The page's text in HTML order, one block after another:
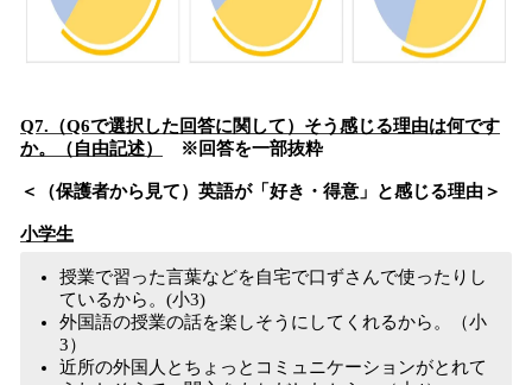
Q7.（Q6で選択した回答に関して）そう感じる理由は何です
か。（自由記述）
※回答を一部抜粋
＜（保護者から見て）英語が「好き・得意」と感じる理由＞
小学生
授業で習った言葉などを自宅で口ずさんで使ったりし
ているから。(小3)
外国語の授業の話を楽しそうにしてくれるから。（小
3）
近所の外国人とちょっとコミュニケーションがとれて